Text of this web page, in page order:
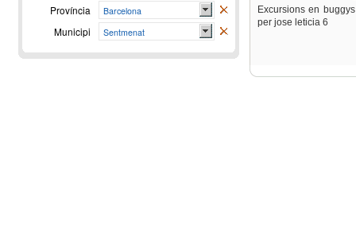
Excursions en
per jose leticia 6
Província Barcelona
Municipi Sentmenat